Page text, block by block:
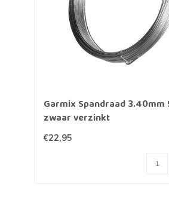
Garmix Spandraad 3.40mm
zwaar verzinkt
€22,95